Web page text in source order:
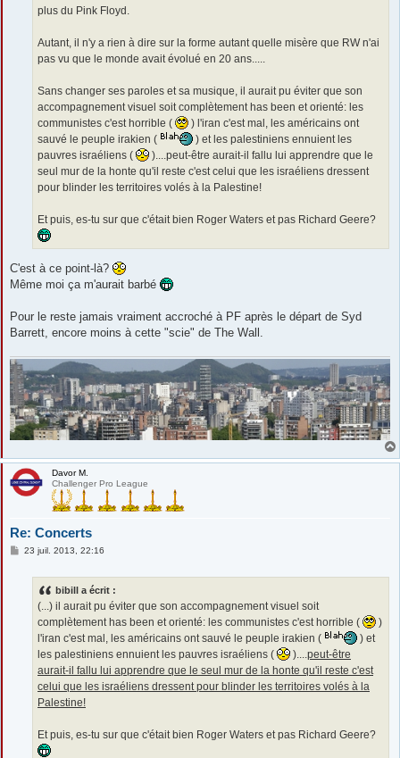
plus du Pink Floyd.
Autant, il n'y a rien à dire sur la forme autant quelle misère que RW n'ai
pas vu que le monde avait évolué en 20 ans.....
Sans changer ses paroles et sa musique, il aurait pu éviter que son
accompagnement visuel soit complètement has been et orienté: les
communistes c'est horrible (
) l'iran c'est mal, les américains ont
sauvé le peuple irakien (
) et les palestiniens ennuient les
pauvres israéliens (
)....peut-être aurait-il fallu lui apprendre que le
seul mur de la honte qu'il reste c'est celui que les israéliens dressent
pour blinder les territoires volés à la Palestine!
Et puis, es-tu sur que c'était bien Roger Waters et pas Richard Geere?
C'est à ce point-là?
Même moi ça m'aurait barbé
Pour le reste jamais vraiment accroché à PF après le départ de Syd
Barrett, encore moins à cette "scie" de The Wall.
Davor M.
Challenger Pro League
Re: Concerts
M23 juil. 2013, 22:16
bibill a écrit :
(...) il aurait pu éviter que son accompagnement visuel soit
complètement has been et orienté: les communistes c'est horrible (
)
l'iran c'est mal, les américains ont sauvé le peuple irakien (
) et
les palestiniens ennuient les pauvres israéliens (
)....peut-être
aurait-il fallu lui apprendre que le seul mur de la honte qu'il reste c'est
celui que les israéliens dressent pour blinder les territoires volés à la
Palestine!
Et puis, es-tu sur que c'était bien Roger Waters et pas Richard Geere?